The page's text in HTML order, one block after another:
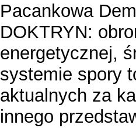
Pacankowa
DOKTRYN:
energetycznej,
systemie spory
aktualnych za
innego